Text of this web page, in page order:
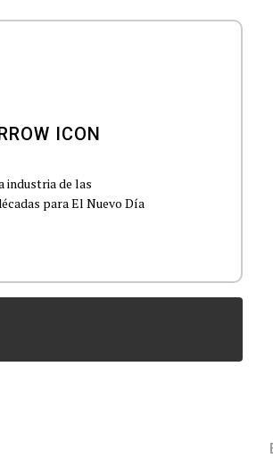
industria de las
para El Nuevo Día